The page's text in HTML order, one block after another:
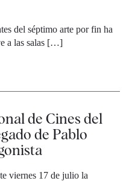
del séptimo arte por fin ha
a las salas […]
de Cines del
de Pablo
viernes 17 de julio la